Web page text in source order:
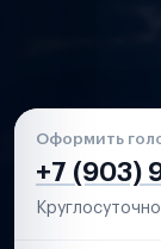
Оформить
+7 (903)
Круглосуточно